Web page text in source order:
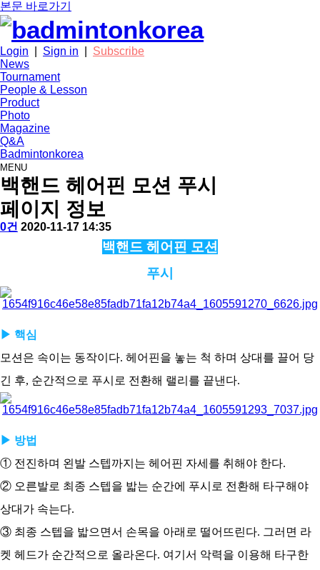
본문 바로가기
Login Sign in
Subscribe
News
Tournament
People & Lesson
Product
Photo
Magazine
Q&A
Badmintonkorea
MENU
people
백핸드 헤어핀 모션 푸시
페이지 정보
작
배
리
아
댓
0건 작
2020-11-17 14:35
백핸드 헤어핀 모션
푸시
▶ 핵심
모션은 속이는 동작이다. 헤어핀을 놓는 척 하며 상대를 끌어 당
긴 후, 순간적으로 푸시로 전환해 랠리를 끝낸다.
▶ 방법
① 전진하며 왼발 스텝까지는 헤어핀 자세를 취해야 한다.
② 오른발로 최종 스텝을 밟는 순간에 푸시로 전환해 타구해야
상대가 속는다.
③ 최종 스텝을 밟으면서 손목을 아래로 떨어뜨린다. 그러면 라
켓 헤드가 순간적으로 올라온다. 여기서 악력을 이용해 타구한